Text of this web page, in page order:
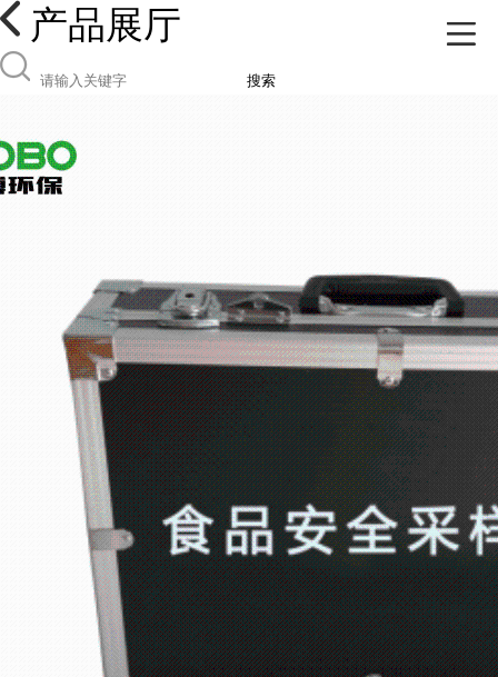
产品展厅
搜索